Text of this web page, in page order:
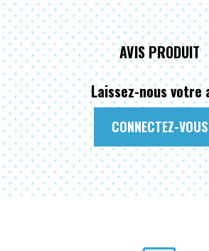
AVIS PRODUIT
Laissez-nous votre
CONNECTEZ-VOUS